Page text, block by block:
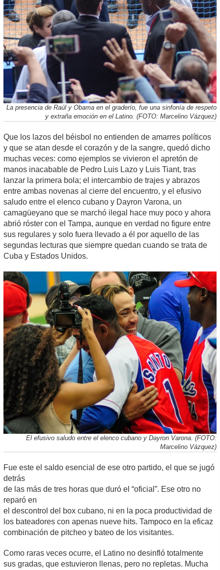
La presencia de Raúl y Obama en el graderío, fue una sinfonía de respeto
y extraña emoción en el Latino. (FOTO: Marcelino Vázquez)
Que los lazos del béisbol no entienden de amarres políticos
y que se atan desde el corazón y de la sangre, quedó dicho
muchas veces: como ejemplos se vivieron el apretón de
manos inacabable de Pedro Luis Lazo y Luis Tiant, tras
lanzar la primera bola; el intercambio de trajes y abrazos
entre ambas novenas al cierre del encuentro, y el efusivo
saludo entre el elenco cubano y Dayron Varona, un
camagüeyano que se marchó ilegal hace muy poco y ahora
abrió róster con el Tampa, aunque en verdad no figure entre
sus regulares y solo fuera llevado a él por aquello de las
segundas lecturas que siempre quedan cuando se trata de
Cuba y Estados Unidos.
El efusivo saludo entre el elenco cubano y Dayron Varona. (FOTO:
Marcelino Vázquez)
Fue este el saldo esencial de ese otro partido, el que se jugó
detrás
de las más de tres horas que duró el “oficial”. Ese otro no
reparó en
el descontrol del box cubano, ni en la poca productividad de
los bateadores con apenas nueve hits. Tampoco en la eficaz
combinación de pitcheo y bateo de los visitantes.
Como raras veces ocurre, el Latino no desinfló totalmente
sus gradas, que estuvieron llenas, pero no repletas. Mucha